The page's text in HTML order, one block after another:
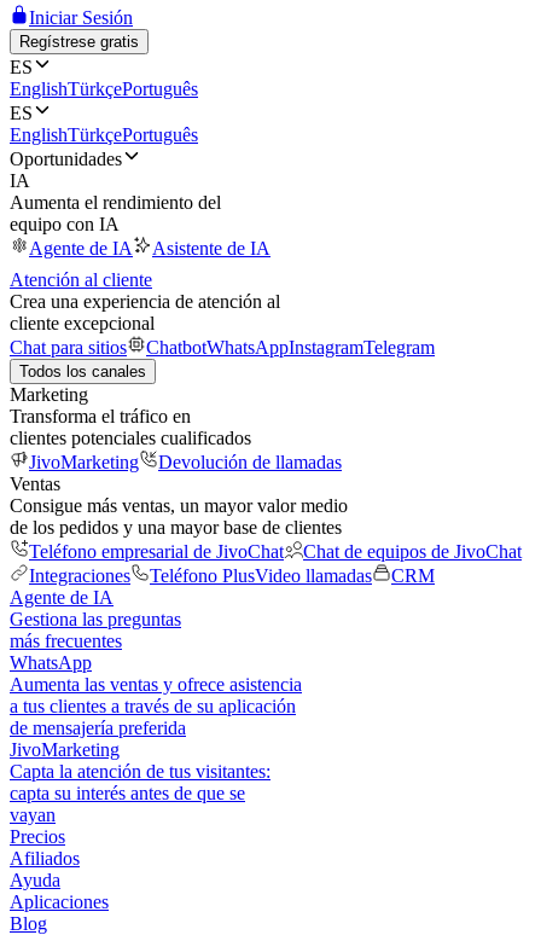
Iniciar Sesión
Regístrese gratis
ES
EnglishTürkçePortuguês
ES
EnglishTürkçePortuguês
Oportunidades
IA
Aumenta el rendimiento del
equipo con IA
Agente de IA
Asistente de IA
Atención al cliente
Crea una experiencia de atención al
cliente excepcional
Chat para sitios
ChatbotWhatsAppInstagramTelegram
Todos los canales
Marketing
Transforma el tráfico en
clientes potenciales cualificados
JivoMarketing
Devolución de llamadas
Ventas
Consigue más ventas, un mayor valor medio
de los pedidos y una mayor base de clientes
Teléfono empresarial de JivoChat
Chat de equipos de JivoChat
Integraciones
Teléfono PlusVideo llamadas
CRM
Agente de IA
Gestiona las preguntas
más frecuentes
WhatsApp
Aumenta las ventas y ofrece asistencia
a tus clientes a través de su aplicación
de mensajería preferida
JivoMarketing
Capta la atención de tus visitantes:
capta su interés antes de que se
vayan
Precios
Afiliados
Ayuda
Aplicaciones
Blog